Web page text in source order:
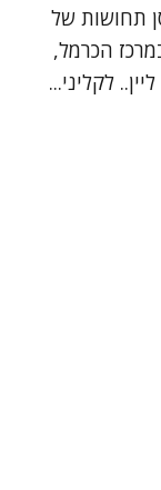
תחושות של
הכרמל,
לקליני...